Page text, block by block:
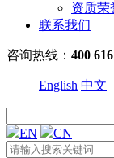
资质荣
联系我们
咨询热线： 400
English 中文
EN CN